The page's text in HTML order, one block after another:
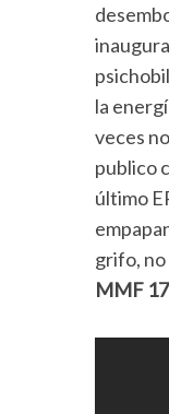
la
veces
publico
último
grifo,
MMF